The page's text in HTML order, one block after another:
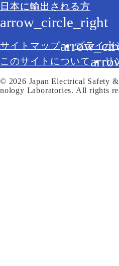
日本に輸出される方
サイトマップ
プライバ
このサイトについて
リ
© 2026 Japan Electrical Safety
nology Laboratories. All rights